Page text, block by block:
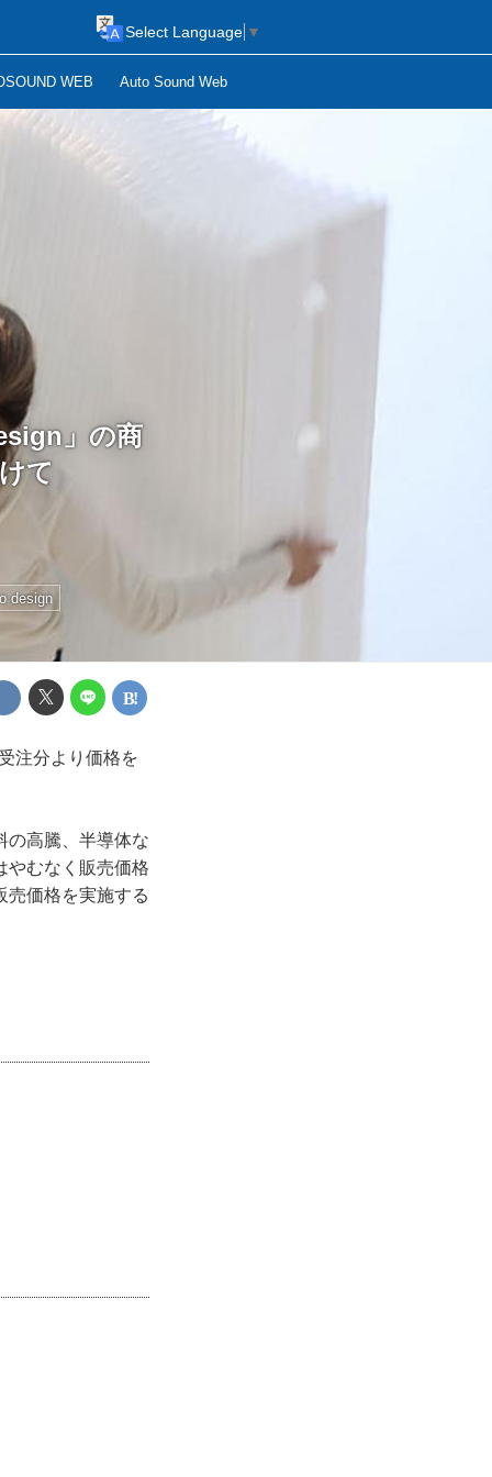
WEB Auto Sound Web
Select Language ▼
」の商
て
design
注分より価格を
の高騰、半導体な
やむなく販売価格
売価格を実施する